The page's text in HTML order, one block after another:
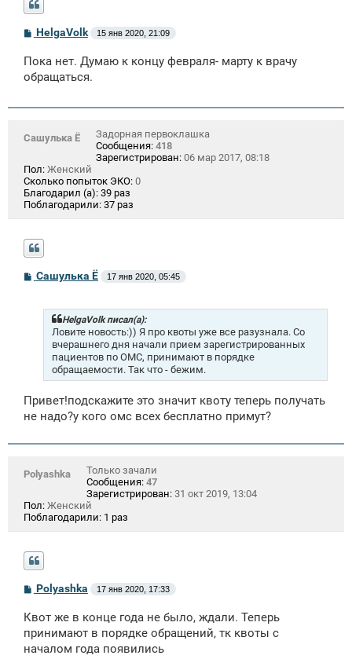
С
б
щ
и
HelgaVolk 15 янв 2020, 21:09
Пока нет. Думаю к концу февраля- марту к врачу
обращаться.
Сашулька Ё
Задорная первоклашка
Сообщения: 418
Зарегистрирован: 06 мар 2017, 08:18
Пол: Женский
Сколько попыток ЭКО: 0
Благодарил (а): 39 раз
Поблагодарили: 37 раз
ССашулька Ё 17 янв 2020, 05:45
HelgaVolk писал(а):
Ловите новость:)) Я про квоты уже все разузнала. Со
вчерашнего дня начали прием зарегистрированных
пациентов по ОМС, принимают в порядке
обращаемости. Так что - бежим.
Привет!подскажите это значит квоту теперь получать
не надо?у кого омс всех бесплатно примут?
Polyashka
Только зачали
Сообщения: 47
Зарегистрирован: 31 окт 2019, 13:04
Пол: Женский
Поблагодарили: 1 раз
С
о
б
щ
е
н
Polyashka 17 янв 2020, 17:33
Квот же в конце года не было, ждали. Теперь
принимают в порядке обращений, тк квоты с
началом года появились